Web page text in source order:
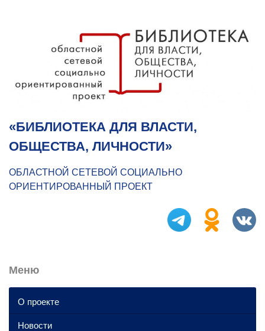
«БИБЛИОТЕКА ДЛЯ ВЛАСТИ,
ОБЩЕСТВА, ЛИЧНОСТИ»
ОБЛАСТНОЙ СЕТЕВОЙ СОЦИАЛЬНО
ОРИЕНТИРОВАННЫЙ ПРОЕКТ
Меню
О проекте
Новости